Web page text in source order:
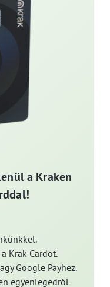
a Kraken
Krak Cardot.
Google Payhez.
egyenlegedről